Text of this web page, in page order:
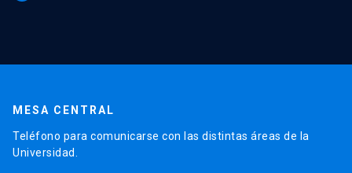
MESA CENTRAL
Teléfono para comunicarse con las distintas áreas de la
Universidad.